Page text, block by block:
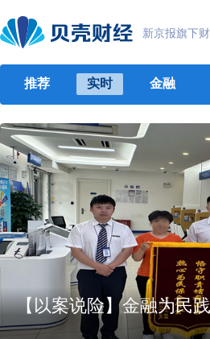
新京报旗下
推荐 实时 金融
【以案说险】金融为民